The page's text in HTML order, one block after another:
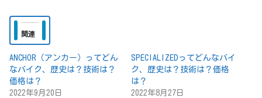
関連
ANCHOR（アンカー）ってどん
なバイク、歴史は？技術は？
価格は？
2022年9月20日
SPECIALIZEDってどんなバイ
ク、歴史は？技術は？価格
は？
2022年8月27日